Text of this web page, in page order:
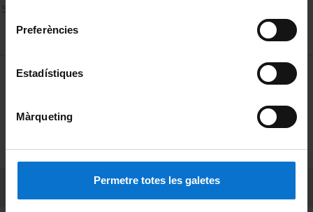
Preferències
Estadístiques
Màrqueting
Permetre totes les galetes
MENÚ PEU 1
Privadesa i termes
Sobre UBtv